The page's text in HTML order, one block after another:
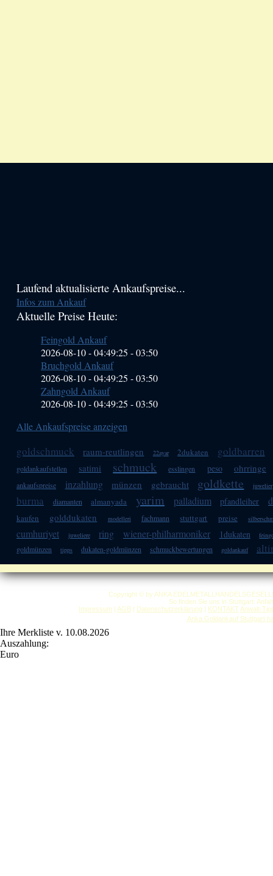
Haupt-
Sidebar
Laufend aktualisierte Ankaufspreise...
Infos zum Ankauf
Aktuelle Preise Heute:
Feingold Ankauf
2026-08-10 - 04:49:25 -03:50
Bruchgold Ankauf
2026-08-10 - 04:49:25 -03:50
Zahngold Ankauf
2026-08-10 - 04:49:25 -03:50
Alle Ankaufspreise anzeigen
goldschmuck raum-reutlingen 22ayar 2dukaten goldbarren
goldankaufstellen satimi schmuck esslingen peso ohrringe
ankaufspreise inzahlung münzen gebraucht goldkette juwelier
burma diamanten almanyada yarim palladium pfandleiher
kaufen golddukaten modelleri fachmann stuttgart preise
cumhuriyet juweliere ring wiener-philharmoniker 1dukaten
goldmünzen tipps dukaten-goldmünzen schmuckbewertungen goldankauf
Copyright © by ANKA
So finden Sie uns in Stuttgart:
Impressum | AGB | Datenschutzerklärung | KONTAKT Anwalt-
Anka Goldankauf Stuttgart
Ihre Merkliste v. 10.08.2026
Auszahlung:
Euro